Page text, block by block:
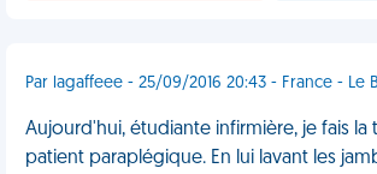
Par lagaffeee - 25/09/2016 20:43 - France - Le
Aujourd'hui, étudiante infirmière, je fais la
patient paraplégique. En lui lavant les